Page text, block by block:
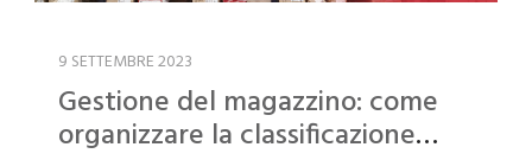
9 SETTEMBRE 2023
Gestione del magazzino: come
organizzare la classificazione